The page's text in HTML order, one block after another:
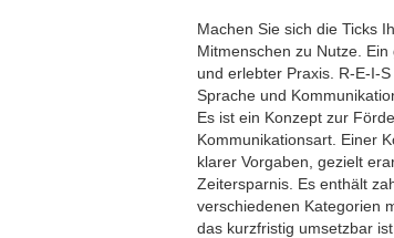
Machen Sie sich die Ticks
Mitmenschen zu Nutze.
und erlebter Praxis. R-E-I-
Sprache und
Es ist ein Konzept zur
Kommunikationsart. Einer
klarer Vorgaben, gezielt
Zeitersparnis. Es enthält
verschiedenen Kategorien
das kurzfristig umsetzbar